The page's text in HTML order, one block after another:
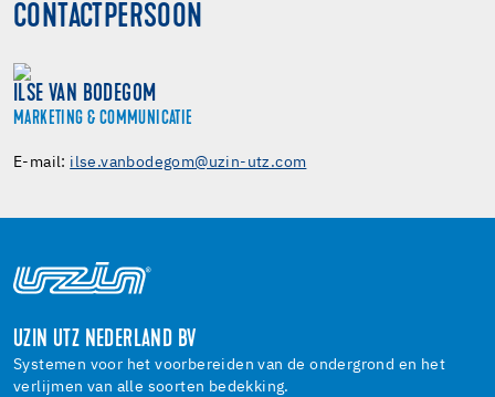
CONTACTPERSOON
ILSE VAN BODEGOM
MARKETING & COMMUNICATIE
E-mail: ilse.vanbodegom@uzin-utz.com
UZIN UTZ NEDERLAND BV
Systemen voor het voorbereiden van de ondergrond en het
verlijmen van alle soorten bedekking.